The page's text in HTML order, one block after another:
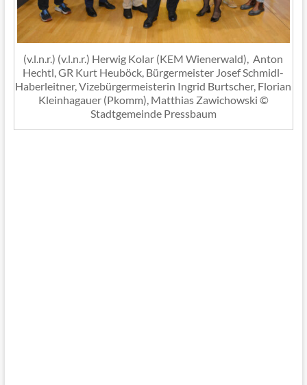
(v.l.n.r.) (v.l.n.r.) Herwig Kolar (KEM Wienerwald), Anton
Hechtl, GR Kurt Heuböck, Bürgermeister Josef Schmidl-
Haberleitner, Vizebürgermeisterin Ingrid Burtscher, Florian
Kleinhagauer (Pkomm), Matthias Zawichowski ©
Stadtgemeinde Pressbaum